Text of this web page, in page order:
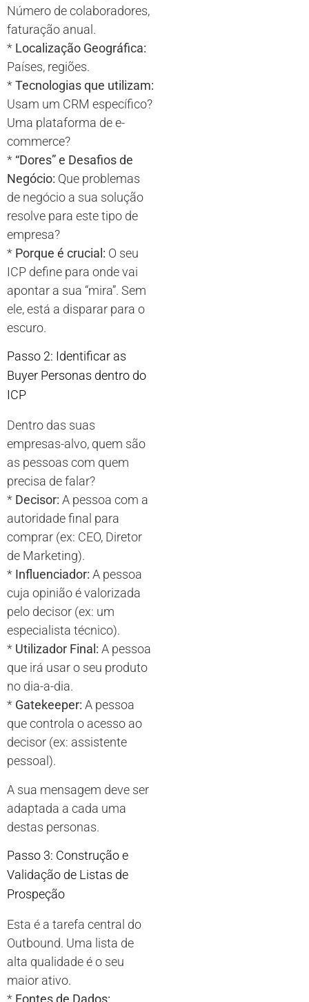
Número de colaboradores,
faturação anual.
* Localização Geográfica:
Países, regiões.
*Tecnologias que utilizam:
Usam um CRM específico?
Uma plataforma de e-
commerce?
* “Dores” e Desafios de
Negócio: Que problemas
de negócio a sua solução
resolve para este tipo de
empresa?
* Porque é crucial: O seu
ICP define para onde vai
apontar a sua “mira”. Sem
ele, está a disparar para o
escuro.
Passo 2: Identificar as
Buyer Personas dentro do
ICP
Dentro das suas
empresas-alvo, quem são
as pessoas com quem
precisa de falar?
* Decisor: A pessoa com a
autoridade final para
comprar (ex: CEO, Diretor
de Marketing).
* Influenciador: A pessoa
cuja opinião é valorizada
pelo decisor (ex: um
especialista técnico).
* Utilizador Final: A pessoa
que irá usar o seu produto
no dia-a-dia.
* Gatekeeper: A pessoa
que controla o acesso ao
decisor (ex: assistente
pessoal).
A sua mensagem deve ser
adaptada a cada uma
destas personas.
Passo 3: Construção e
Validação de Listas de
Prospeção
Esta é a tarefa central do
Outbound. Uma lista de
alta qualidade é o seu
maior ativo.
* Fontes de Dados: